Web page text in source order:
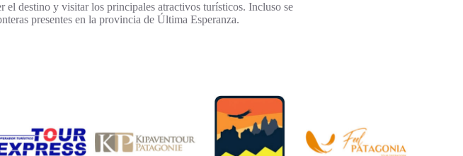
destino y visitar los principales atractivos turísticos. Incluso se
presentes en la provincia de Última Esperanza.